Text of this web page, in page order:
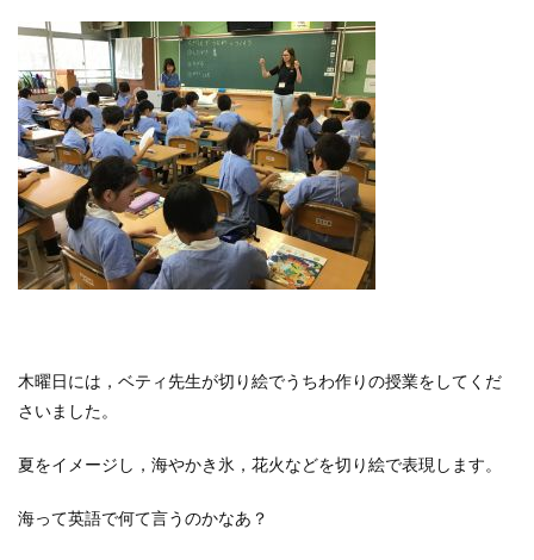
木曜日には，ベティ先生が切り絵でうちわ作りの授業をしてくだ
さいました。
夏をイメージし，海やかき氷，花火などを切り絵で表現します。
海って英語で何て言うのかなあ？